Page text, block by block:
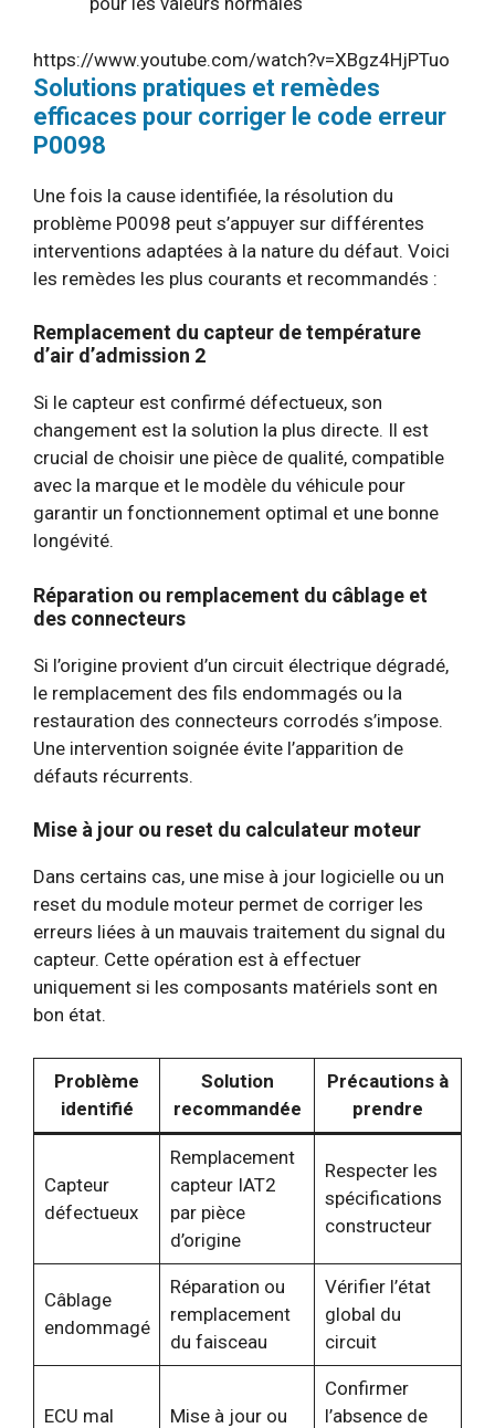
https://www.youtube.com/watch?v=XBgz4HjPTuo
Solutions pratiques et remèdes
efficaces pour corriger le code erreur
P0098
Une fois la cause identifiée, la résolution du
problème P0098 peut s’appuyer sur différentes
interventions adaptées à la nature du défaut. Voici
les remèdes les plus courants et recommandés :
Remplacement du capteur de température
d’air d’admission 2
Si le capteur est confirmé défectueux, son
changement est la solution la plus directe. Il est
crucial de choisir une pièce de qualité, compatible
avec la marque et le modèle du véhicule pour
garantir un fonctionnement optimal et une bonne
longévité.
Réparation ou remplacement du câblage et
des connecteurs
Si l’origine provient d’un circuit électrique dégradé,
le remplacement des fils endommagés ou la
restauration des connecteurs corrodés s’impose.
Une intervention soignée évite l’apparition de
défauts récurrents.
Mise à jour ou reset du calculateur moteur
Dans certains cas, une mise à jour logicielle ou un
reset du module moteur permet de corriger les
erreurs liées à un mauvais traitement du signal du
capteur. Cette opération est à effectuer
uniquement si les composants matériels sont en
bon état.
Problème
identifié
Solution
recommandée
Précautions à
prendre
Capteur
défectueux
Remplacement
capteur IAT2
par pièce
d’origine
Respecter les
spécifications
constructeur
Câblage
endommagé
Réparation ou
remplacement
du faisceau
Vérifier l’état
global du
circuit
ECU mal
Mise à jour ou
Confirmer
l’absence de